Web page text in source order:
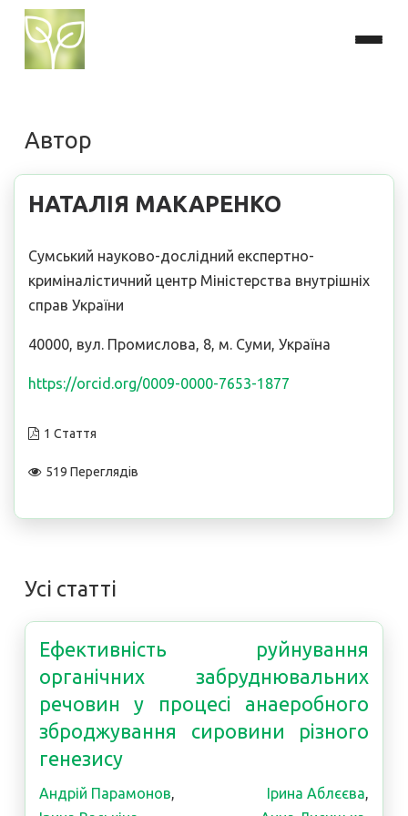
Автор
НАТАЛІЯ МАКАРЕНКО
Сумський науково-дослідний експертно-
криміналістичний центр Міністерства внутрішніх
справ України
40000, вул. Промислова, 8, м. Суми, Україна
https://orcid.org/0009-0000-7653-1877
1 Стаття
519 Переглядів
Усі статті
Ефективність руйнування
органічних забруднювальних
речовин у процесі анаеробного
зброджування сировини різного
генезису
Андрій Парамонов, Ірина Аблєєва,